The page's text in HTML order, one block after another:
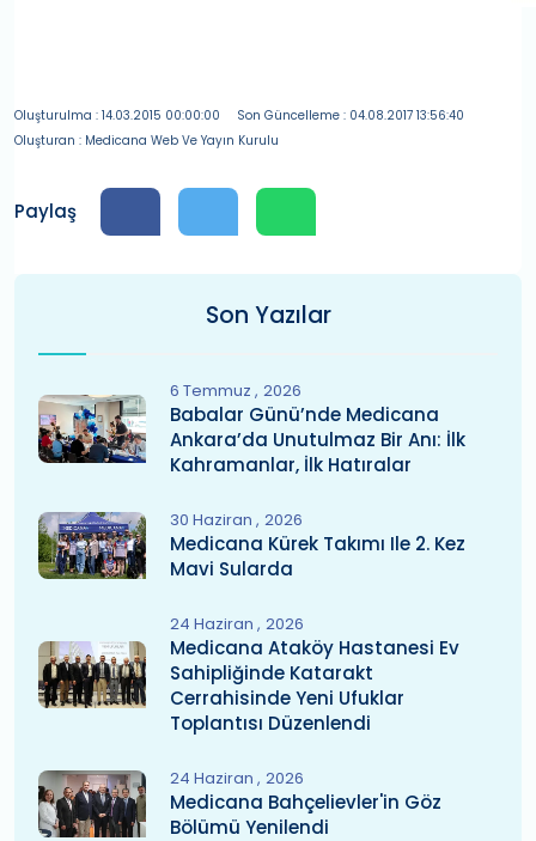
Oluşturulma : 14.03.2015 00:00:00
Son Güncelleme : 04.08.2017 13:56:40
Oluşturan : Medicana Web Ve Yayın Kurulu
Paylaş
Son Yazılar
6 Temmuz 2026
Babalar Günü’nde Medicana
Ankara’da Unutulmaz Bir Anı: İlk
Kahramanlar, İlk Hatıralar
30 Haziran 2026
Medicana Kürek Takımı Ile 2. Kez
Mavi Sularda
24 Haziran 2026
Medicana Ataköy Hastanesi Ev
Sahipliğinde Katarakt
Cerrahisinde Yeni Ufuklar
Toplantısı Düzenlendi
24 Haziran 2026
Medicana Bahçelievler'in Göz
Bölümü Yenilendi